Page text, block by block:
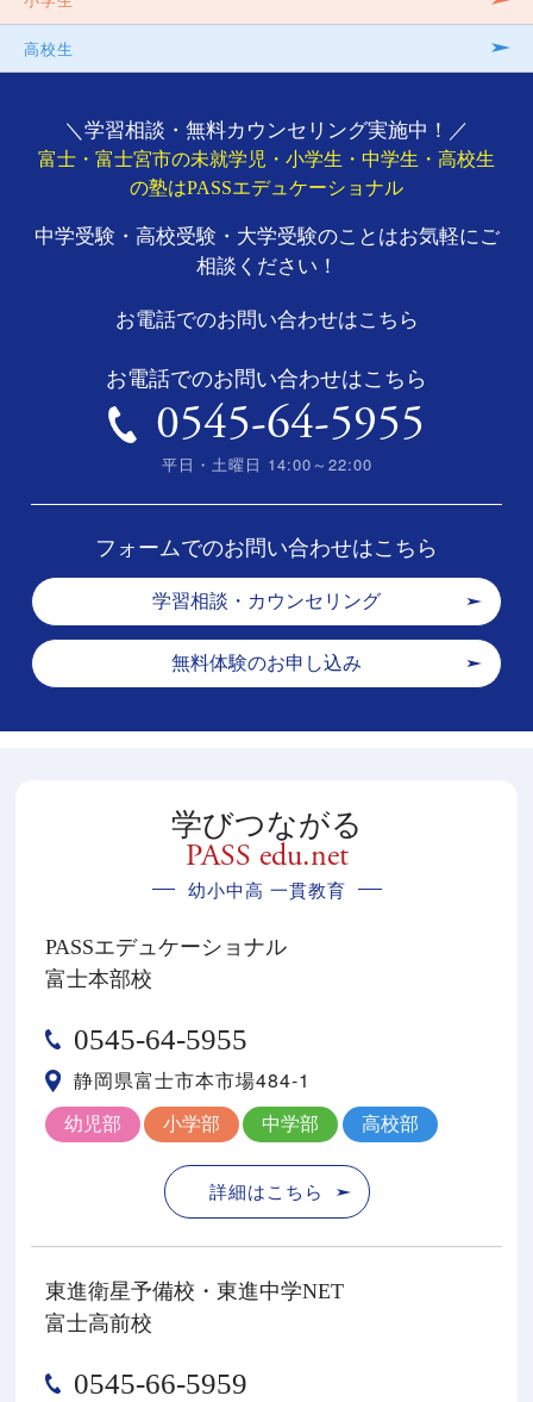
高校生
＼学習相談・無料カウンセリング実施中！／
富士・富士宮市の未就学児・小学生・中学生・高校生
の塾はPASSエデュケーショナル
中学受験・高校受験・大学受験のことはお気軽にご
相談ください！
お電話でのお問い合わせはこちら
お電話でのお問い合わせはこちら
0545-64-5955
平日・土曜日 14:00～22:00
フォームでのお問い合わせはこちら
学習相談・カウンセリング
無料体験のお申し込み
学びつながる
PASS edu.net
幼小中高 一貫教育
PASSエデュケーショナル
富士本部校
0545-64-5955
静岡県富士市本市場484-1
幼児部 小学部 中学部 高校部
詳細はこちら
東進衛星予備校・東進中学NET
富士高前校
0545-66-5959